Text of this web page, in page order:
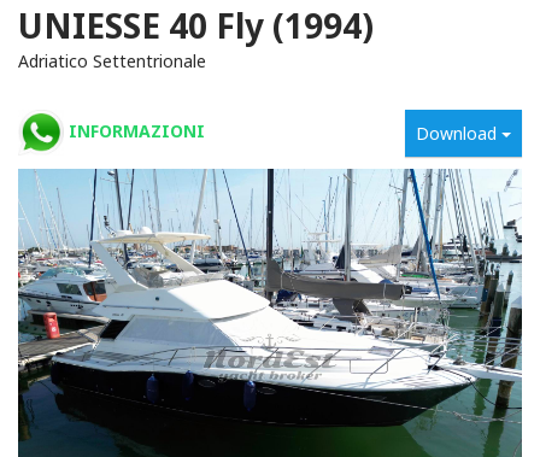
UNIESSE 40 Fly (1994)
Adriatico Settentrionale
INFORMAZIONI Download